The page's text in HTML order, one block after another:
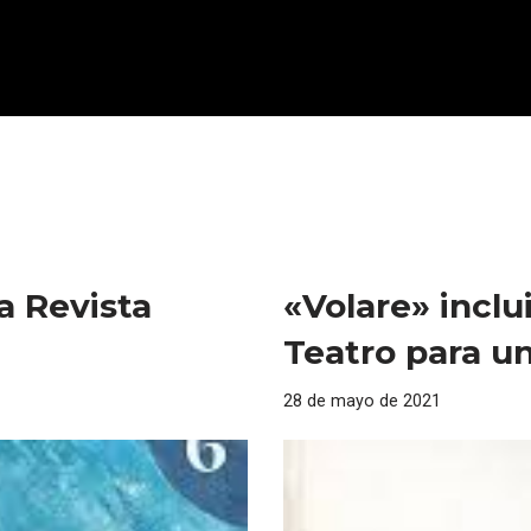
Revista
«Volare»
Teatro para
28 de mayo de 2021